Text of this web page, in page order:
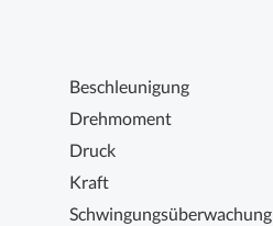
Beschleunigung
Drehmoment
Druck
Kraft
Schwingungsüberwachung